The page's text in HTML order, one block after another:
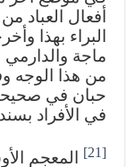
أفعال العباد
البراء بهذا
ماجة
من هذا الوجه
حبان في
في الأفراد
[21]